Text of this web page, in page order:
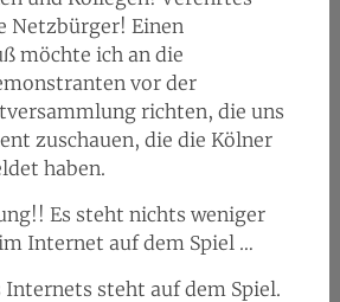
Netzbürger! Einen
möchte ich an die
vor der
richten, die uns
zuschauen, die die Kölner
haben.
Es steht nichts weniger
Internet auf dem Spiel …
Internets steht auf dem Spiel.